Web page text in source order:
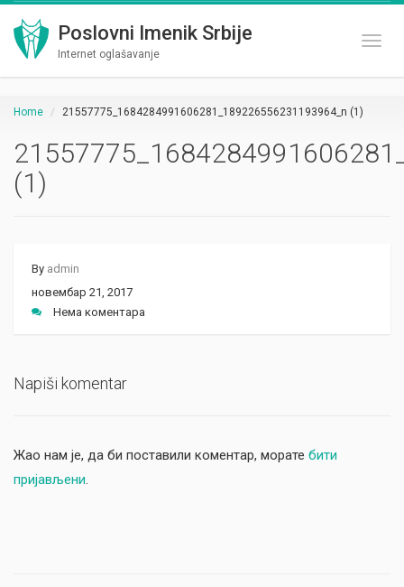
Poslovni Imenik Srbije
Internet oglašavanje
Home 21557775_1684284991606281_189226556231193964_n (1)
(1)
By admin
новембар 21, 2017
Нема коментара
Napiši komentar
Жао нам је, да би поставили коментар, морате бити
пријављени.